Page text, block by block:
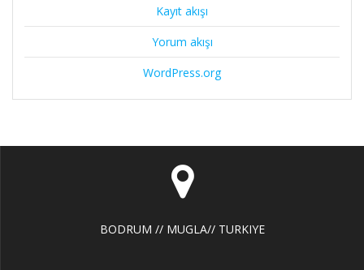
Kayıt akışı
Yorum akışı
WordPress.org
BODRUM // MUGLA// TURKIYE